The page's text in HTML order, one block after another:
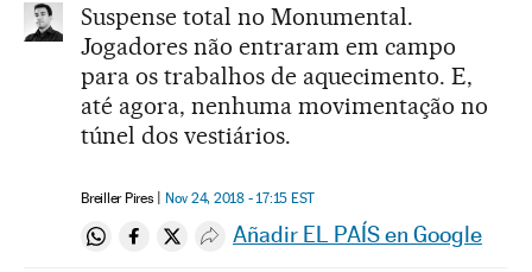
Suspense total no Monumental.
Jogadores não entraram em campo
para os trabalhos de aquecimento. E,
até agora, nenhuma movimentação no
túnel dos vestiários.
Breiller Pires Nov 24, 2018 - 17:15 EST
Compartir en Whatsapp
Compartir en Facebook
Compartir en Twitter
Desplegar Redes Sociales
Añadir EL PAÍS en Google